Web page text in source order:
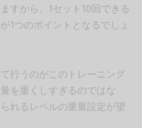
すから、1セット10回できる
1つのポイントとなるでしょ
行うのがこのトレーニング
を重くしすぎるのではな
れるレベルの重量設定が望